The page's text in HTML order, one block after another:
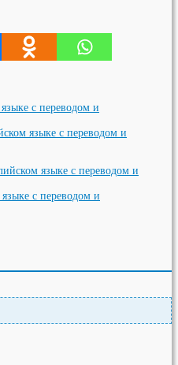
с переводом и
языке с переводом и
языке с переводом и
с переводом и